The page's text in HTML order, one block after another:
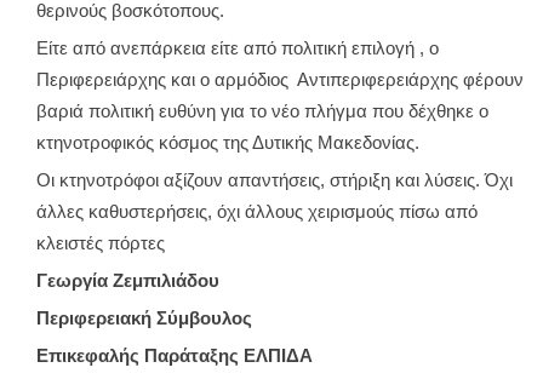
θερινούς βοσκότοπους.
Είτε από ανεπάρκεια είτε από πολιτική επιλογή , ο
Περιφερειάρχης και ο αρμόδιος Αντιπεριφερειάρχης φέρουν
βαριά πολιτική ευθύνη για το νέο πλήγμα που δέχθηκε ο
κτηνοτροφικός κόσμος της Δυτικής Μακεδονίας.
Οι κτηνοτρόφοι αξίζουν απαντήσεις, στήριξη και λύσεις. Όχι
άλλες καθυστερήσεις, όχι άλλους χειρισμούς πίσω από
κλειστές πόρτες
Γεωργία Ζεμπιλιάδου
Περιφερειακή Σύμβουλος
Επικεφαλής Παράταξης ΕΛΠΙΔΑ